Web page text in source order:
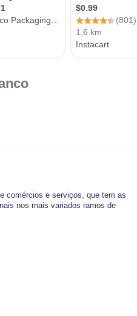
comércios e serviços, que tem as
nos mais variados ramos de